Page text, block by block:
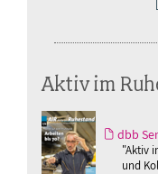
Aktiv im
dbb
"Aktiv
und